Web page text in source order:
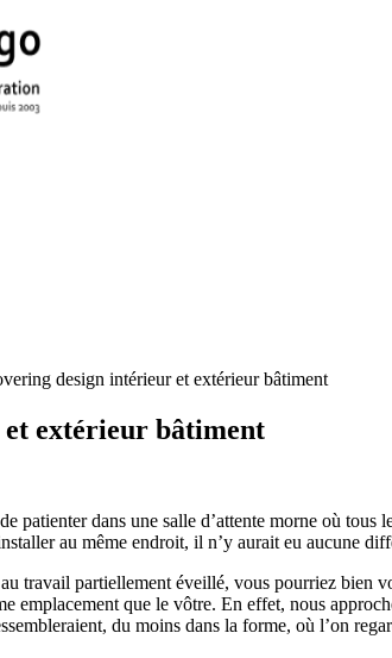
design intérieur et extérieur bâtiment
extérieur bâtiment
patienter dans une salle d’attente morne où
au même endroit, il n’y aurait eu aucune
travail partiellement éveillé, vous pourriez bien
emplacement que le vôtre. En effet, nous
du moins dans la forme, où l’on